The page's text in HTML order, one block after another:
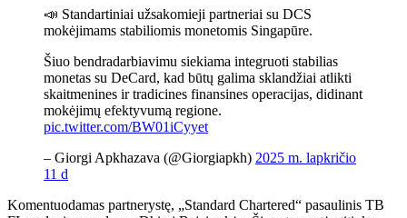
📣 Standartiniai užsakomieji partneriai su DCS
mokėjimams stabiliomis monetomis Singapūre.
Šiuo bendradarbiavimu siekiama integruoti stabilias
monetas su DeCard, kad būtų galima sklandžiai atlikti
skaitmenines ir tradicines finansines operacijas, didinant
mokėjimų efektyvumą regione.
pic.twitter.com/BW01iCyyet
– Giorgi Apkhazava (@Giorgiapkh) 2025 m. lapkričio
11 d
Komentuodamas partnerystę, „Standard Chartered“ pasaulinis TB